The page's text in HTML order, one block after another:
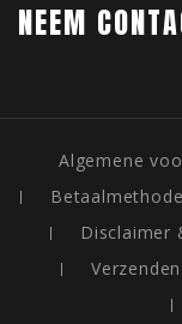
NEEM
Algemene
Disclaimer